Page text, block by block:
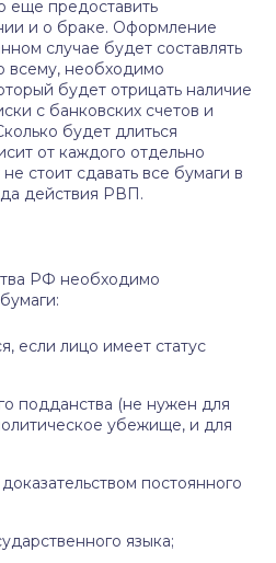
еще предоставить
и о браке. Оформление
случае будет составлять
всему, необходимо
будет отрицать наличие
с банковских счетов и
будет длиться
от каждого отдельно
стоит сдавать все бумаги в
действия РВП.
РФ необходимо
если лицо имеет статус
подданства (не нужен для
убежище, и для
постоянного
языка;